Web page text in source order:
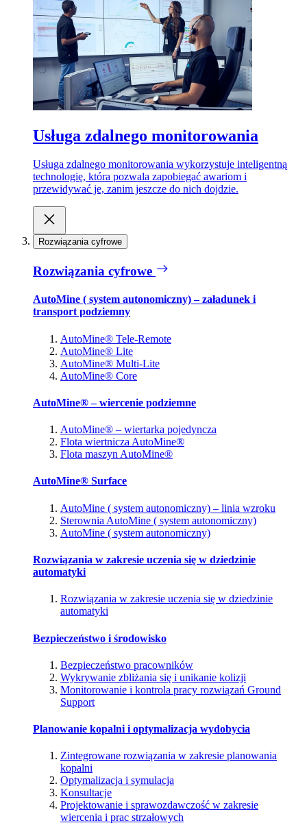
Usługa zdalnego monitorowania
Usługa zdalnego monitorowania wykorzystuje inteligentną
technologię, która pozwala zapobiegać awariom i
przewidywać je, zanim jeszcze do nich dojdzie.
Rozwiązania cyfrowe
Rozwiązania cyfrowe
AutoMine ( system autonomiczny) – załadunek i
transport podziemny
AutoMine® Tele-Remote
AutoMine® Lite
AutoMine® Multi-Lite
AutoMine® Core
AutoMine® – wiercenie podziemne
AutoMine® – wiertarka pojedyncza
Flota wiertnicza AutoMine®
Flota maszyn AutoMine®
AutoMine® Surface
AutoMine ( system autonomiczny) – linia wzroku
Sterownia AutoMine ( system autonomiczny)
AutoMine ( system autonomiczny)
Rozwiązania w zakresie uczenia się w dziedzinie
automatyki
Rozwiązania w zakresie uczenia się w dziedzinie
automatyki
Bezpieczeństwo i środowisko
Bezpieczeństwo pracowników
Wykrywanie zbliżania się i unikanie kolizji
Monitorowanie i kontrola pracy rozwiązań Ground
Support
Planowanie kopalni i optymalizacja wydobycia
Zintegrowane rozwiązania w zakresie planowania
kopalni
Optymalizacja i symulacja
Konsultacje
Projektowanie i sprawozdawczość w zakresie
wiercenia i prac strzałowych